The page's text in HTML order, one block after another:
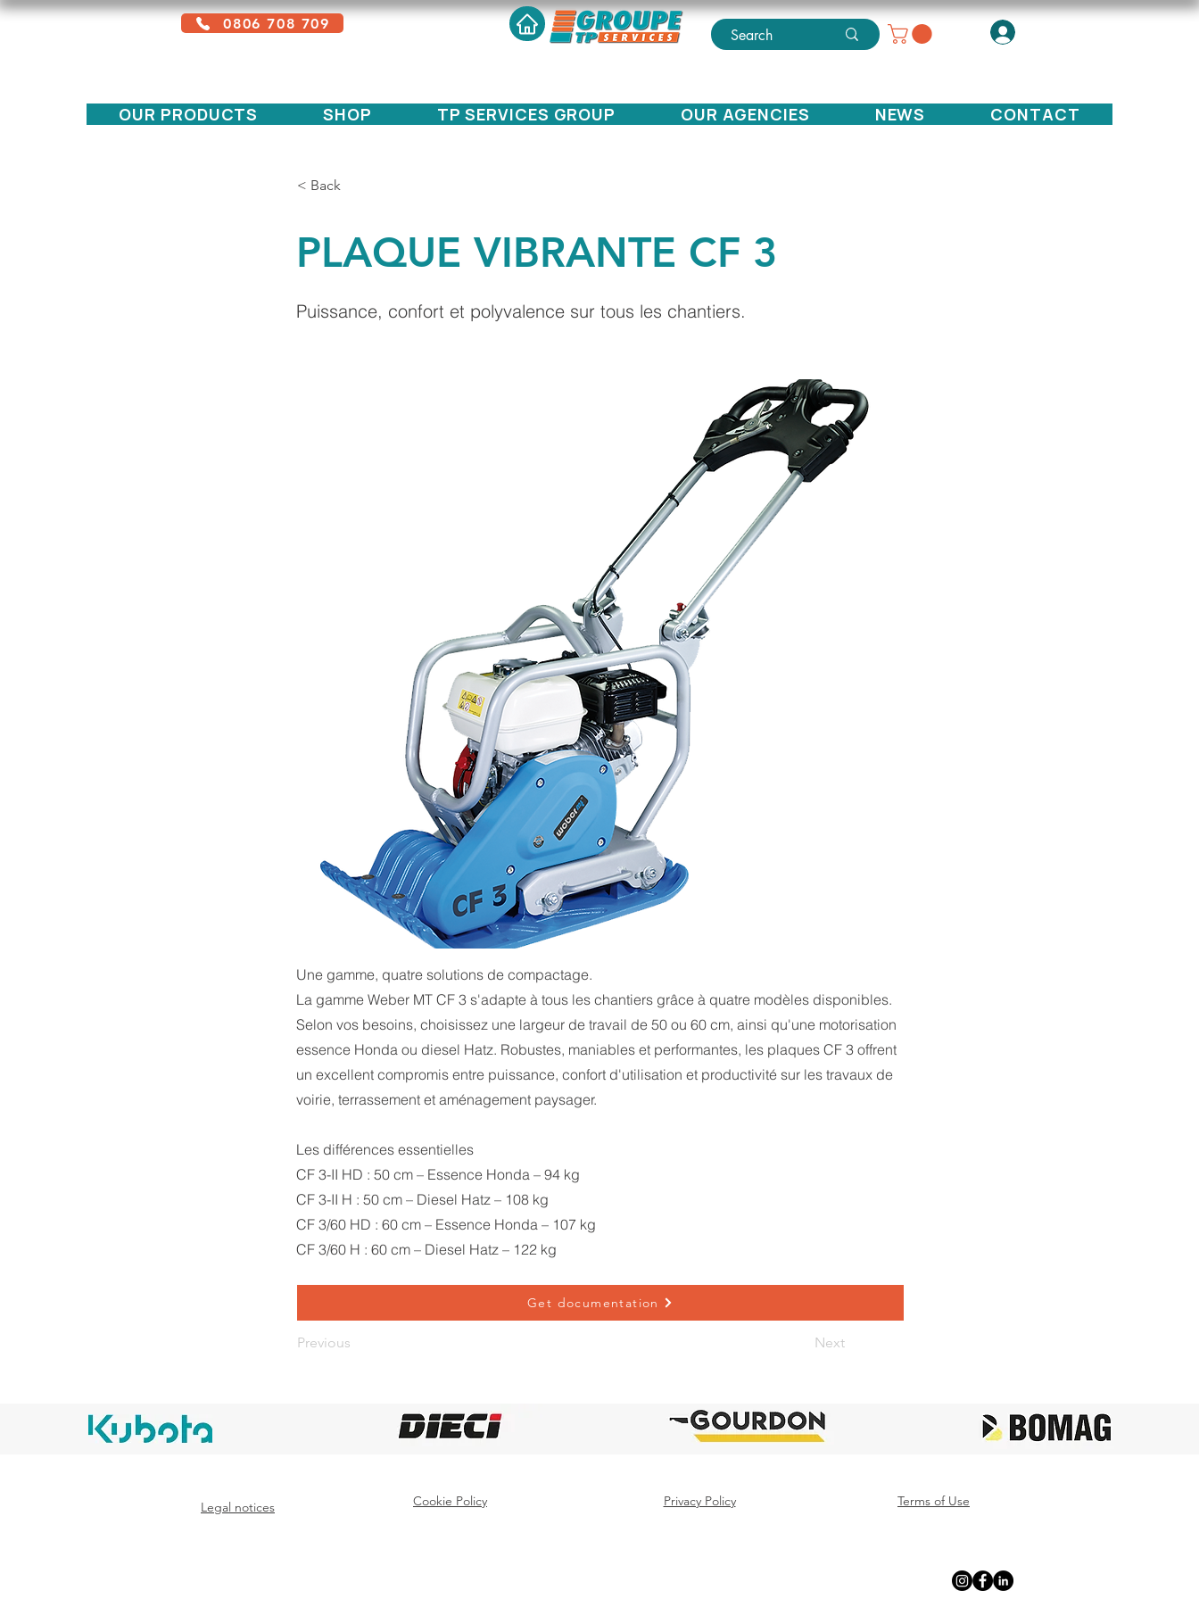
0806 708 709
OUR PRODUCTS SHOP TP SERVICES GROUP OUR AGENCIES NEWS CONTACT
< Back
PLAQUE VIBRANTE CF 3
Puissance, confort et polyvalence sur tous les chantiers.
Une gamme, quatre solutions de compactage.
La gamme Weber MT CF 3 s'adapte à tous les chantiers grâce à quatre modèles disponibles.
Selon vos besoins, choisissez une largeur de travail de 50 ou 60 cm, ainsi qu'une motorisation
essence Honda ou diesel Hatz. Robustes, maniables et performantes, les plaques CF 3 offrent
un excellent compromis entre puissance, confort d'utilisation et productivité sur les travaux de
voirie, terrassement et aménagement paysager.
Les différences essentielles
CF 3-II HD : 50 cm – Essence Honda – 94 kg
CF 3-II H : 50 cm – Diesel Hatz – 108 kg
CF 3/60 HD : 60 cm – Essence Honda – 107 kg
CF 3/60 H : 60 cm – Diesel Hatz – 122 kg
Get documentation
Previous Next
Legal notices Cookie Policy Privacy Policy Terms of Use